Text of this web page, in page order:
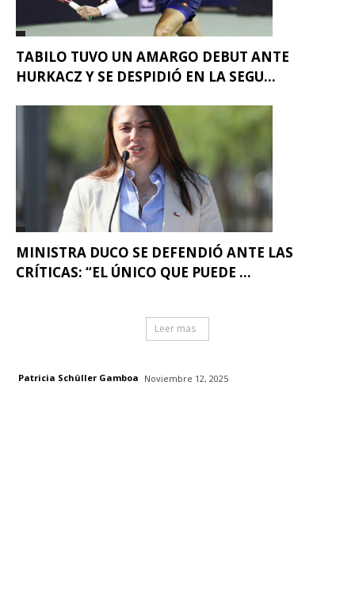
TABILO TUVO UN AMARGO DEBUT ANTE
HURKACZ Y SE DESPIDIÓ EN LA SEGU...
MINISTRA DUCO SE DEFENDIÓ ANTE LAS
CRÍTICAS: “EL ÚNICO QUE PUEDE ...
Leer mas
Patricia Schüller Gamboa Noviembre 12, 2025